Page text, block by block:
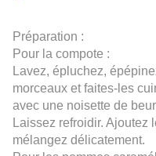
Préparation :
Pour la compote :
Lavez, épluchez,
morceaux et faites-les
avec une noisette de
Laissez refroidir. Ajoutez
mélangez délicatement.